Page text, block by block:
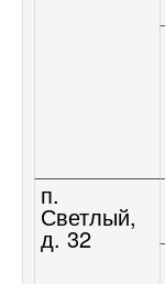
п.
Светлый,
д. 32